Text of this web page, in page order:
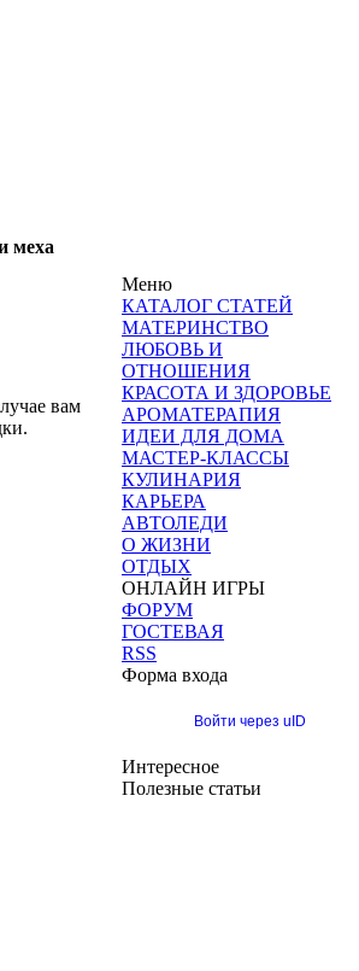
меха
вам
Меню
КАТАЛОГ СТАТЕЙ
МАТЕРИНСТВО
ЛЮБОВЬ И
ОТНОШЕНИЯ
КРАСОТА И ЗДОРОВЬЕ
АРОМАТЕРАПИЯ
ИДЕИ ДЛЯ ДОМА
МАСТЕР-КЛАССЫ
КУЛИНАРИЯ
КАРЬЕРА
АВТОЛЕДИ
О ЖИЗНИ
ОТДЫХ
ОНЛАЙН ИГРЫ
ФОРУМ
ГОСТЕВАЯ
RSS
Форма входа
Войти через uID
Интересное
Полезные статьи